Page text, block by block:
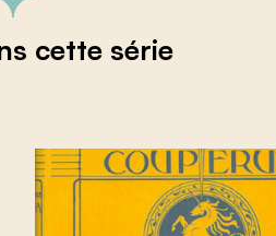
cette série